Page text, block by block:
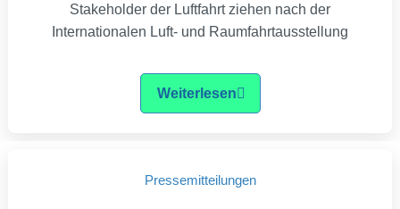
Stakeholder der Luftfahrt ziehen nach der
Internationalen Luft- und Raumfahrtausstellung
Weiterlesen
Pressemitteilungen